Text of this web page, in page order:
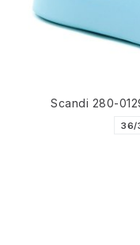
Scandi 280-
36/